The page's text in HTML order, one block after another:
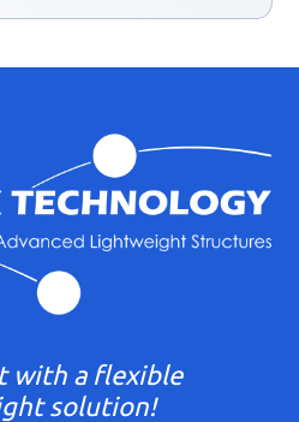
with a flexible
solution!